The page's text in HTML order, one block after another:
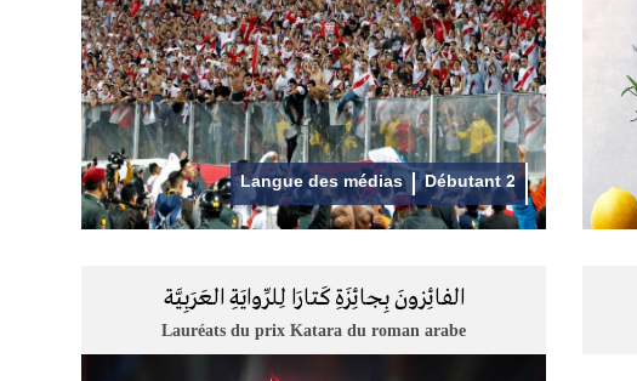
Langue des médias Débutant 2
الفائِزونَ بِجائِزَةِ كَتارَا لِلرِّوايَةِ العَرَبِيَّة
Lauréats du prix Katara du roman arabe